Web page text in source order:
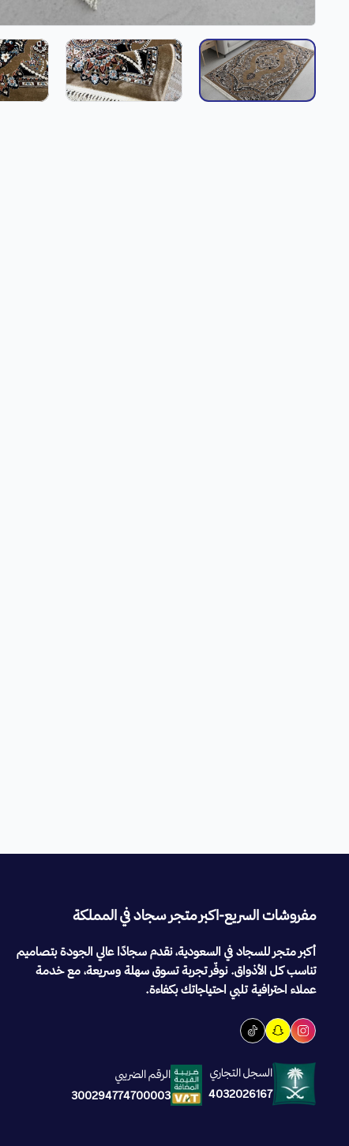
مفروشات السريع-اكبر متجر سجاد في المملكة
أكبر متجر للسجاد في السعودية، نقدم سجادًا عالي الجودة بتصاميم
تناسب كل الأذواق. نوفّر تجربة تسوق سهلة وسريعة، مع خدمة
عملاء احترافية تلبي احتياجاتك بكفاءة.
السجل التجاري
4032026167
الرقم الضريبي
300294774700003